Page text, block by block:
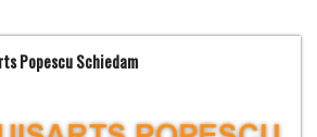
Popescu Schiedam